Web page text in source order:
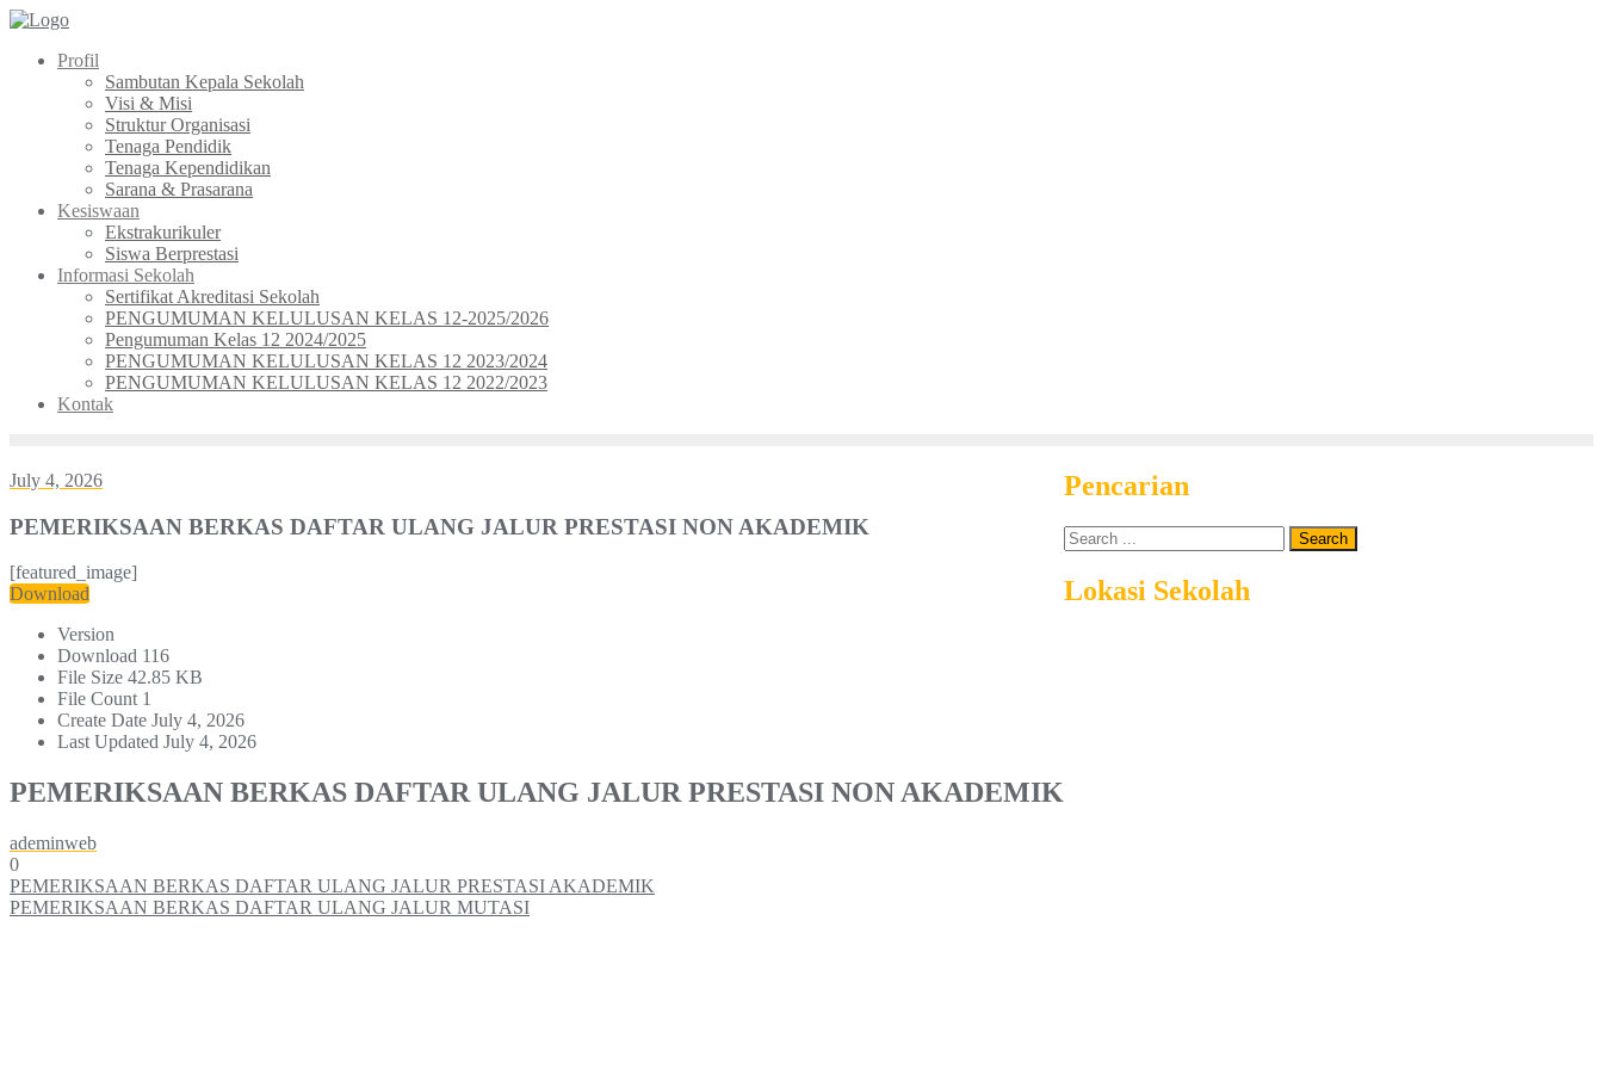
Skip
contentProfil
Sambutan Kepala Sekolah
Visi & Misi
Struktur Organisasi
Tenaga Pendidik
Tenaga Kependidikan
Sarana & Prasarana
Kesiswaan
Ekstrakurikuler
Siswa Berprestasi
Informasi Sekolah
Sertifikat Akreditasi Sekolah
PENGUMUMAN KELULUSAN KELAS 12-2025/2026
Pengumuman Kelas 12 2024/2025
PENGUMUMAN KELULUSAN KELAS 12 2023/2024
PENGUMUMAN KELULUSAN KELAS 12 2022/2023
Kontak
July 4, 2026
PEMERIKSAAN BERKAS DAFTAR ULANG JALUR PRESTASI NON AKADEMIK
[featured_image]
Download
Version
Download 116
File Size 42.85 KB
File Count 1
Create Date July 4, 2026
Last Updated July 4, 2026
PEMERIKSAAN BERKAS DAFTAR ULANG JALUR PRESTASI NON AKADEMIK
ademinweb
0
Post
navigation
PEMERIKSAAN BERKAS DAFTAR ULANG JALUR PRESTASI AKADEMIK
PEMERIKSAAN BERKAS DAFTAR ULANG JALUR MUTASI
Pencarian
Lokasi Sekolah